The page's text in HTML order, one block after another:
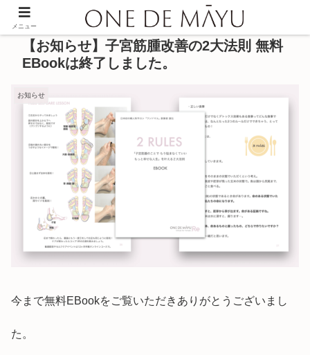
【お知らせ】子宮筋腫改善の2大法則 無料
EBookは終了しました。
お知らせ
今まで無料EBookをご覧いただきありがとうございまし
た。
メニュー